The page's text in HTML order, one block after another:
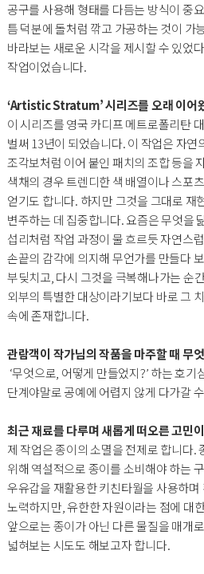
공구를 사용해 형태를 다듬는 방식이 중
틈 덕분에 돌처럼 깎고 가공하는 것이 가
바라보는 새로운 시각을 제시할 수 있었
작업이었습니다.
‘Artistic Stratum’ 시리즈를 오래 이어
이 시리즈를 영국 카디프 메트로폴리탄
벌써 13년이 되었습니다. 이 작업은 자연
조각보처럼 이어 붙인 패치의 조합 등을
색채의 경우 트렌디한 색 배열이나 스포
얻기도 합니다. 하지만 그것을 그대로 재
변주하는 데 집중합니다. 요즘은 무엇을
섭리처럼 작업 과정이 물 흐르듯 자연스
손끝의 감각에 의지해 무언가를 만들다
부딪치고, 다시 그것을 극복해나가는 순
외부의 특별한 대상이라기보다 바로 그
속에 존재합니다.
관람객이 작가님의 작품을 마주할 때 무
‘무엇으로, 어떻게 만들었지?’ 하는 호
단계야말로 공예에 어렵지 않게 다가갈
최근 재료를 다루며 새롭게 떠오른 고민
제 작업은 종이의 소멸을 전제로 합니다.
위해 역설적으로 종이를 소비해야 하는
우유갑을 재활용한 키친타월을 사용하
노력하지만, 유한한 자원이라는 점에 대
앞으로는 종이가 아닌 다른 물질을 매개
넓혀보는 시도도 해보고자 합니다.